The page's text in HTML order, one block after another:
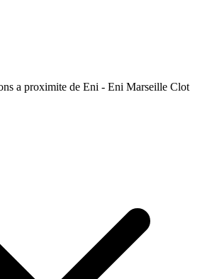
a proximite de Eni - Eni Marseille Clot